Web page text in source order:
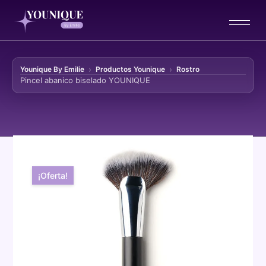
Younique By Emilie Productos Younique Rostro
Pincel abanico biselado YOUNIQUE
Ir al contenido
¡Oferta!